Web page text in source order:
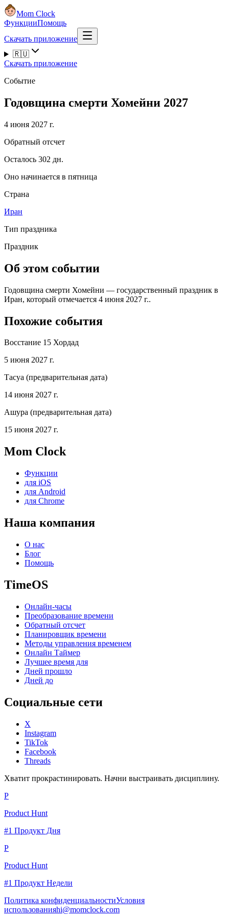
Mom Clock
ФункцииПомощь
Скачать приложение
🇷🇺
Скачать приложение
Событие
Годовщина смерти Хомейни 2027
4 июня 2027 г.
Обратный отсчет
Осталось 302 дн.
Оно начинается в пятница
Страна
Иран
Тип праздника
Праздник
Об этом событии
Годовщина смерти Хомейни — государственный праздник в
Иран, который отмечается 4 июня 2027 г..
Похожие события
Восстание 15 Хордад
5 июня 2027 г.
Тасуа (предварительная дата)
14 июня 2027 г.
Ашура (предварительная дата)
15 июня 2027 г.
Mom Clock
Функции
для iOS
для Android
для Chrome
Наша компания
О нас
Блог
Помощь
TimeOS
Онлайн-часы
Преобразование времени
Обратный отсчет
Планировщик времени
Методы управления временем
Онлайн Таймер
Лучшее время для
Дней прошло
Дней до
Социальные сети
X
Instagram
TikTok
Facebook
Threads
Хватит прокрастинировать. Начни выстраивать дисциплину.
P
Product Hunt
#1 Продукт Дня
P
Product Hunt
#1 Продукт Недели
Политика конфиденциальностиУсловия
использованияhi@momclock.com